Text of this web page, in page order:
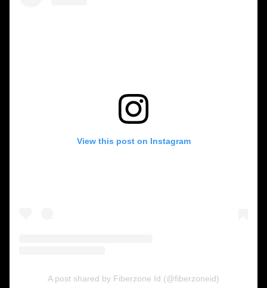
View this post on Instagram
A post shared by Fiberzone Id (@fiberzoneid)